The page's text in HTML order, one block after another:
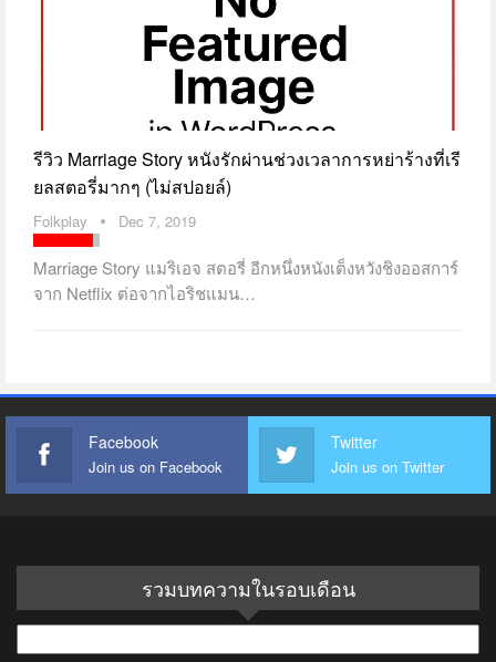
รีวิว Marriage Story หนังรักผ่านช่วงเวลาการหย่าร้างที่เรี
ยลสตอรี่มากๆ (ไม่สปอยล์)
Folkplay Dec 7, 2019
Marriage Story แมริเอจ สตอรี่ อีกหนึ่งหนังเต็งหวังชิงออสการ์
จาก Netflix ต่อจากไอริชแมน…
Facebook
Join us on Facebook
Twitter
Join us on Twitter
รวมบทความในรอบเดือน